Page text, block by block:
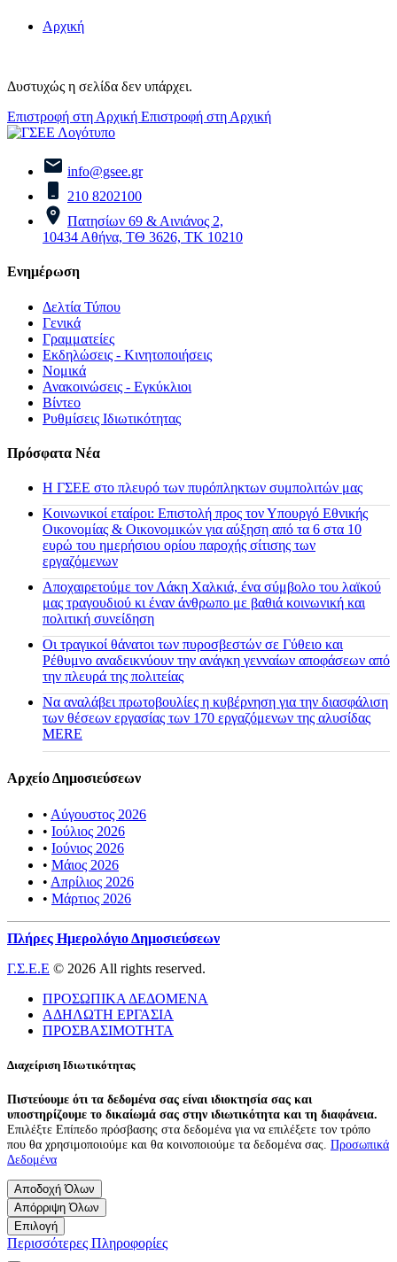
Αρχική
Δυστυχώς η σελίδα δεν υπάρχει.
Επιστροφή στη Αρχική Επιστροφή στη Αρχική
info@gsee.gr
210 8202100
Πατησίων 69 & Αινιάνος 2,
10434 Αθήνα, ΤΘ 3626, ΤΚ 10210
Ενημέρωση
Δελτία Τύπου
Γενικά
Γραμματείες
Εκδηλώσεις - Κινητοποιήσεις
Νομικά
Ανακοινώσεις - Εγκύκλιοι
Βίντεο
Ρυθμίσεις Ιδιωτικότητας
Πρόσφατα Νέα
H ΓΣΕΕ στο πλευρό των πυρόπληκτων συμπολιτών μας
Κοινωνικοί εταίροι: Επιστολή προς τον Υπουργό Εθνικής
Οικονομίας & Οικονομικών για αύξηση από τα 6 στα 10
ευρώ του ημερήσιου ορίου παροχής σίτισης των
εργαζόμενων
Αποχαιρετούμε τον Λάκη Χαλκιά, ένα σύμβολο του λαϊκού
μας τραγουδιού κι έναν άνθρωπο με βαθιά κοινωνική και
πολιτική συνείδηση
Οι τραγικοί θάνατοι των πυροσβεστών σε Γύθειο και
Ρέθυμνο αναδεικνύουν την ανάγκη γενναίων αποφάσεων από
την πλευρά της πολιτείας
Να αναλάβει πρωτοβουλίες η κυβέρνηση για την διασφάλιση
των θέσεων εργασίας των 170 εργαζόμενων της αλυσίδας
MERE
Αρχείο Δημοσιεύσεων
• Αύγουστος 2026
• Ιούλιος 2026
• Ιούνιος 2026
• Μάιος 2026
• Απρίλιος 2026
• Μάρτιος 2026
Πλήρες Ημερολόγιο Δημοσιεύσεων
Γ.Σ.Ε.Ε © 2026 All rights reserved.
ΠΡΟΣΩΠΙΚΑ ΔΕΔΟΜΕΝΑ
ΑΔΗΛΩΤΗ ΕΡΓΑΣΙΑ
ΠΡΟΣΒΑΣΙΜΟΤΗΤΑ
Διαχείριση Ιδιωτικότητας
Πιστεύουμε ότι τα δεδομένα σας είναι ιδιοκτησία σας και
υποστηρίζουμε το δικαίωμά σας στην ιδιωτικότητα και τη διαφάνεια.
Επιλέξτε Επίπεδο πρόσβασης στα δεδομένα για να επιλέξετε τον τρόπο
που θα χρησιμοποιούμε και θα κοινοποιούμε τα δεδομένα σας. Προσωπικά
Δεδομένα
Αποδοχή Όλων
Απόρριψη Όλων
Επιλογή
Περισσότερες Πληροφορίες